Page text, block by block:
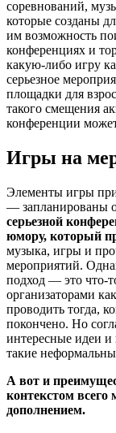
соревнований,
которые созданы
им возможность
конференциях и
какую-либо игру
серьезное
площадки для
такого смещения
конференции
Игры на
Элементы игры
— запланированы
серьезной
юмору, который
музыка, игры и
мероприятий.
подход — это что-
организаторами
проводить тогда,
покончено. Но
интересные идеи
такие
А вот и
контекстом
дополнением.